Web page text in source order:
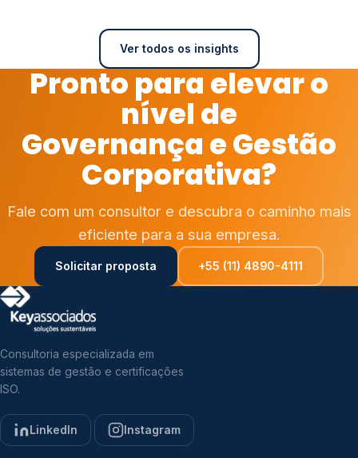
Ver todos os insights
Pronto para elevar o
nível de
Governança e Gestão
Corporativa?
Fale com um consultor e descubra o caminho mais
eficiente para a sua empresa.
Solicitar proposta +55 (11) 4890-4111
Consultoria especializada em
sistemas de gestão e certificações
ISO.
LinkedIn Instagram